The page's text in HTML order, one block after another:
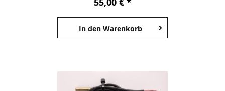
55,00 € *
In den Warenkorb